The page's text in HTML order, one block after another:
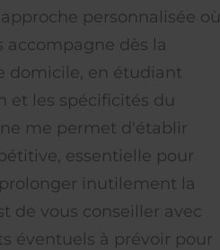
personnalisée où
accompagne dès la
domicile, en étudiant
et les spécificités du
me permet d'établir
essentielle pour
inutilement la
de vous conseiller avec
éventuels à prévoir pour